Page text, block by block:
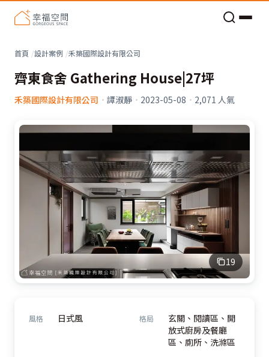
首頁 設計案例 禾築國際設計有限公司
齊東食舍 Gathering House|27坪
禾築國際設計有限公司 · 譚淑靜 · 2023-05-08 · 2,071 人氣
19
風格 日式風 格局
玄關、閱讀區、開
放式廚房及餐廳
區、廁所、洗滌區